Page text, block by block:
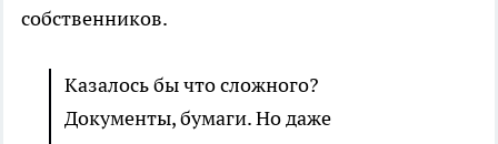
собственников.
Казалось бы что сложного?
Документы, бумаги. Но даже